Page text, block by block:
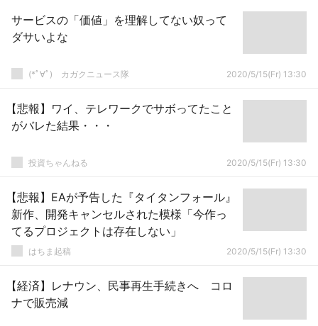
サービスの「価値」を理解してない奴って
ダサいよな
(*ﾟ∀ﾟ)ゞカガクニュース隊 2020/5/15(Fr) 13:30
【悲報】ワイ、テレワークでサボってたこと
がバレた結果・・・
投資ちゃんねる 2020/5/15(Fr) 13:30
【悲報】EAが予告した『タイタンフォール』
新作、開発キャンセルされた模様「今作っ
てるプロジェクトは存在しない」
はちま起稿 2020/5/15(Fr) 13:30
【経済】レナウン、民事再生手続きへ コロ
ナで販売減